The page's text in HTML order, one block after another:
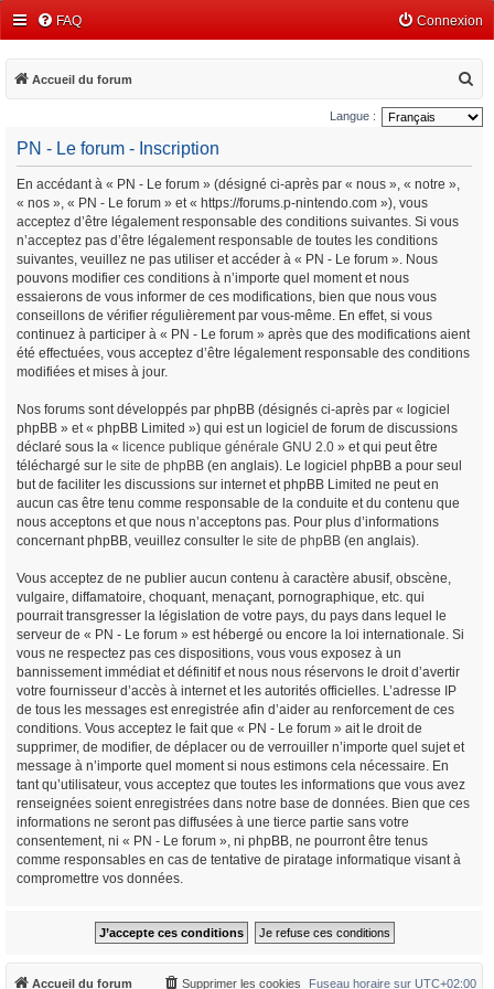
FAQ Connexion
Accueil du forum
e
c
Langue :
PN - Le forum - Inscription
En accédant à « PN - Le forum » (désigné ci-après par « nous », « notre »,
« nos », « PN - Le forum » et « https://forums.p-nintendo.com »), vous
acceptez d’être légalement responsable des conditions suivantes. Si vous
n’acceptez pas d’être légalement responsable de toutes les conditions
suivantes, veuillez ne pas utiliser et accéder à « PN - Le forum ». Nous
pouvons modifier ces conditions à n’importe quel moment et nous
essaierons de vous informer de ces modifications, bien que nous vous
conseillons de vérifier régulièrement par vous-même. En effet, si vous
continuez à participer à « PN - Le forum » après que des modifications aient
été effectuées, vous acceptez d’être légalement responsable des conditions
modifiées et mises à jour.
Nos forums sont développés par phpBB (désignés ci-après par « logiciel
phpBB » et « phpBB Limited ») qui est un logiciel de forum de discussions
déclaré sous la « licence publique générale GNU 2.0 » et qui peut être
téléchargé sur le site de phpBB (en anglais). Le logiciel phpBB a pour seul
but de faciliter les discussions sur internet et phpBB Limited ne peut en
aucun cas être tenu comme responsable de la conduite et du contenu que
nous acceptons et que nous n’acceptons pas. Pour plus d’informations
concernant phpBB, veuillez consulter le site de phpBB (en anglais).
Vous acceptez de ne publier aucun contenu à caractère abusif, obscène,
vulgaire, diffamatoire, choquant, menaçant, pornographique, etc. qui
pourrait transgresser la législation de votre pays, du pays dans lequel le
serveur de « PN - Le forum » est hébergé ou encore la loi internationale. Si
vous ne respectez pas ces dispositions, vous vous exposez à un
bannissement immédiat et définitif et nous nous réservons le droit d’avertir
votre fournisseur d’accès à internet et les autorités officielles. L’adresse IP
de tous les messages est enregistrée afin d’aider au renforcement de ces
conditions. Vous acceptez le fait que « PN - Le forum » ait le droit de
supprimer, de modifier, de déplacer ou de verrouiller n’importe quel sujet et
message à n’importe quel moment si nous estimons cela nécessaire. En
tant qu’utilisateur, vous acceptez que toutes les informations que vous avez
renseignées soient enregistrées dans notre base de données. Bien que ces
informations ne seront pas diffusées à une tierce partie sans votre
consentement, ni « PN - Le forum », ni phpBB, ne pourront être tenus
comme responsables en cas de tentative de piratage informatique visant à
compromettre vos données.
Accueil du forum Fuseau horaire sur UTC+02:00
Supprimer les cookies